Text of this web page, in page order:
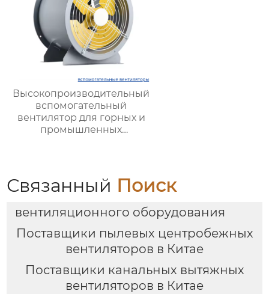
Высокопроизводительный
вспомогательный
вентилятор для горных и
промышленных
Связанный Поиск
вентиляционного оборудования
Поставщики пылевых центробежных
вентиляторов в Китае
Поставщики канальных вытяжных
вентиляторов в Китае